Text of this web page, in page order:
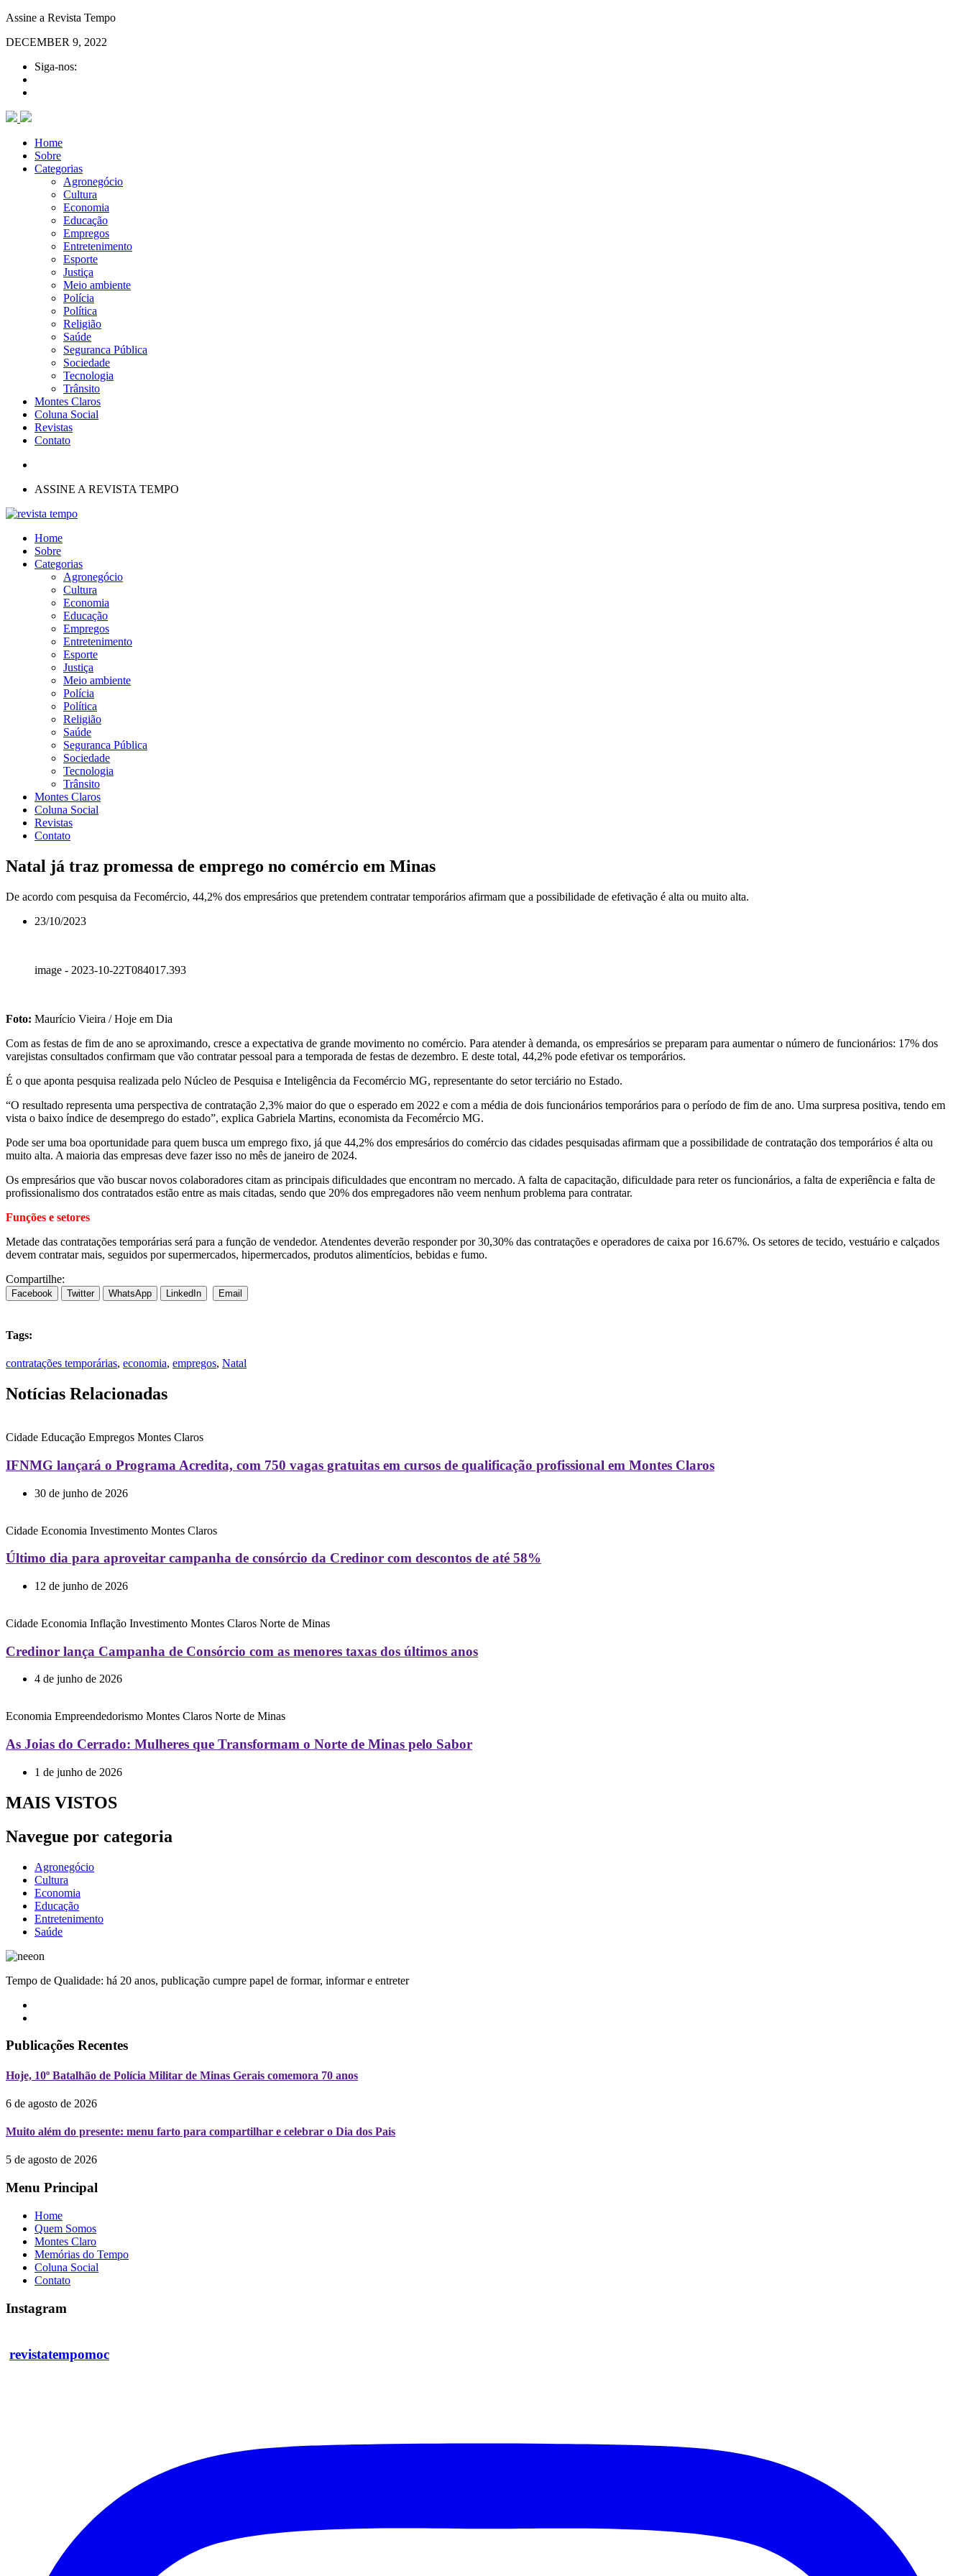
Assine a Revista Tempo
DECEMBER 9, 2022
Siga-nos:
Home
Sobre
Categorias
Agronegócio
Cultura
Economia
Educação
Empregos
Entretenimento
Esporte
Justiça
Meio ambiente
Polícia
Política
Religião
Saúde
Seguranca Pública
Sociedade
Tecnologia
Trânsito
Montes Claros
Coluna Social
Revistas
Contato
ASSINE A REVISTA TEMPO
Home
Sobre
Categorias
Agronegócio
Cultura
Economia
Educação
Empregos
Entretenimento
Esporte
Justiça
Meio ambiente
Polícia
Política
Religião
Saúde
Seguranca Pública
Sociedade
Tecnologia
Trânsito
Montes Claros
Coluna Social
Revistas
Contato
Natal já traz promessa de emprego no comércio em Minas
De acordo com pesquisa da Fecomércio, 44,2% dos empresários que pretendem contratar temporários afirmam que a possibilidade de efetivação é alta ou muito alta.
23/10/2023
image - 2023-10-22T084017.393
Foto: Maurício Vieira / Hoje em Dia
Com as festas de fim de ano se aproximando, cresce a expectativa de grande movimento no comércio. Para atender à demanda, os empresários se preparam para aumentar o número de funcionários: 17% dos
varejistas consultados confirmam que vão contratar pessoal para a temporada de festas de dezembro. E deste total, 44,2% pode efetivar os temporários.
É o que aponta pesquisa realizada pelo Núcleo de Pesquisa e Inteligência da Fecomércio MG, representante do setor terciário no Estado.
“O resultado representa uma perspectiva de contratação 2,3% maior do que o esperado em 2022 e com a média de dois funcionários temporários para o período de fim de ano. Uma surpresa positiva, tendo em
vista o baixo índice de desemprego do estado”, explica Gabriela Martins, economista da Fecomércio MG.
Pode ser uma boa oportunidade para quem busca um emprego fixo, já que 44,2% dos empresários do comércio das cidades pesquisadas afirmam que a possibilidade de contratação dos temporários é alta ou
muito alta. A maioria das empresas deve fazer isso no mês de janeiro de 2024.
Os empresários que vão buscar novos colaboradores citam as principais dificuldades que encontram no mercado. A falta de capacitação, dificuldade para reter os funcionários, a falta de experiência e falta de
profissionalismo dos contratados estão entre as mais citadas, sendo que 20% dos empregadores não veem nenhum problema para contratar.
Funções e setores
Metade das contratações temporárias será para a função de vendedor. Atendentes deverão responder por 30,30% das contratações e operadores de caixa por 16.67%. Os setores de tecido, vestuário e calçados
devem contratar mais, seguidos por supermercados, hipermercados, produtos alimentícios, bebidas e fumo.
Compartilhe:
Facebook Twitter WhatsApp LinkedIn Email
Tags:
contratações temporárias, economia, empregos, Natal
Notícias Relacionadas
Cidade Educação Empregos Montes Claros
IFNMG lançará o Programa Acredita, com 750 vagas gratuitas em cursos de qualificação profissional em Montes Claros
30 de junho de 2026
Cidade Economia Investimento Montes Claros
Último dia para aproveitar campanha de consórcio da Credinor com descontos de até 58%
12 de junho de 2026
Cidade Economia Inflação Investimento Montes Claros Norte de Minas
Credinor lança Campanha de Consórcio com as menores taxas dos últimos anos
4 de junho de 2026
Economia Empreendedorismo Montes Claros Norte de Minas
As Joias do Cerrado: Mulheres que Transformam o Norte de Minas pelo Sabor
1 de junho de 2026
MAIS VISTOS
Navegue por categoria
Agronegócio
Cultura
Economia
Educação
Entretenimento
Saúde
Tempo de Qualidade: há 20 anos, publicação cumpre papel de formar, informar e entreter
Publicações Recentes
Hoje, 10º Batalhão de Polícia Militar de Minas Gerais comemora 70 anos
6 de agosto de 2026
Muito além do presente: menu farto para compartilhar e celebrar o Dia dos Pais
5 de agosto de 2026
Menu Principal
Home
Quem Somos
Montes Claro
Memórias do Tempo
Coluna Social
Contato
Instagram
revistatempomoc